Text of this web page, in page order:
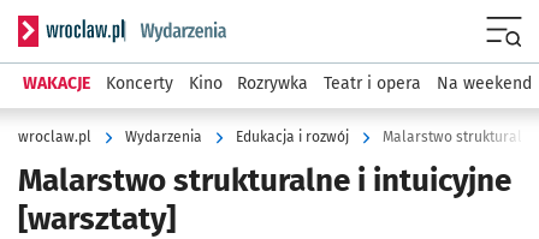
Serwis informacyjny wroclaw.pl podserwis: Wydarzenia
WAKACJE Koncerty Kino Rozrywka Teatr i opera Na weekend
wroclaw.pl Wydarzenia Edukacja i rozwój Malarstwo
Malarstwo strukturalne i intuicyjne
[warsztaty]